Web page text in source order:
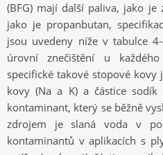
(BFG) mají další paliva, jako
jako je propanbutan,
jsou uvedeny níže v tabulce
úrovní znečištění u
specifické takové stopové kovy
kovy (Na a K) a částice
kontaminant, který se běžně
zdrojem je slaná voda v
kontaminantů v aplikacích s